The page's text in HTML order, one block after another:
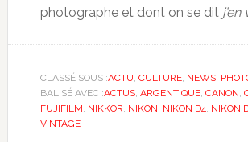
photographe et dont on se dit
CLASSÉ SOUS :ACTU CULTURE, NEWS,
BALISÉ AVEC :ACTUS, ARGENTIQUE, CANON
FUJIFILM NIKKOR NIKON NIKON D4 NIKON
VINTAGE